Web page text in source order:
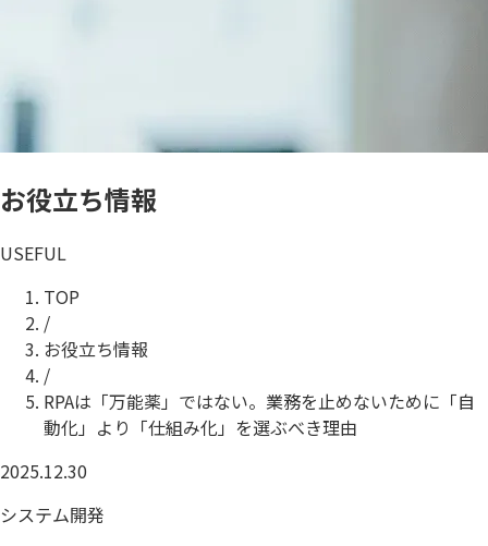
お役立ち情報
USEFUL
TOP
/
お役立ち情報
/
RPAは「万能薬」ではない。業務を止めないために「自
動化」より「仕組み化」を選ぶべき理由
2025.12.30
システム開発